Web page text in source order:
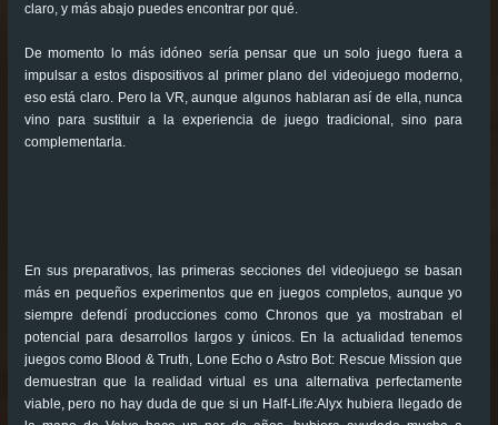
claro, y más abajo puedes encontrar por qué.
De momento lo más idóneo sería pensar que un solo juego fuera a
impulsar a estos dispositivos al primer plano del videojuego moderno,
eso está claro. Pero la VR, aunque algunos hablaran así de ella, nunca
vino para sustituir a la experiencia de juego tradicional, sino para
complementarla.
En sus preparativos, las primeras secciones del videojuego se basan
más en pequeños experimentos que en juegos completos, aunque yo
siempre defendí producciones como Chronos que ya mostraban el
potencial para desarrollos largos y únicos. En la actualidad tenemos
juegos como Blood & Truth, Lone Echo o Astro Bot: Rescue Mission que
demuestran que la realidad virtual es una alternativa perfectamente
viable, pero no hay duda de que si un Half-Life:Alyx hubiera llegado de